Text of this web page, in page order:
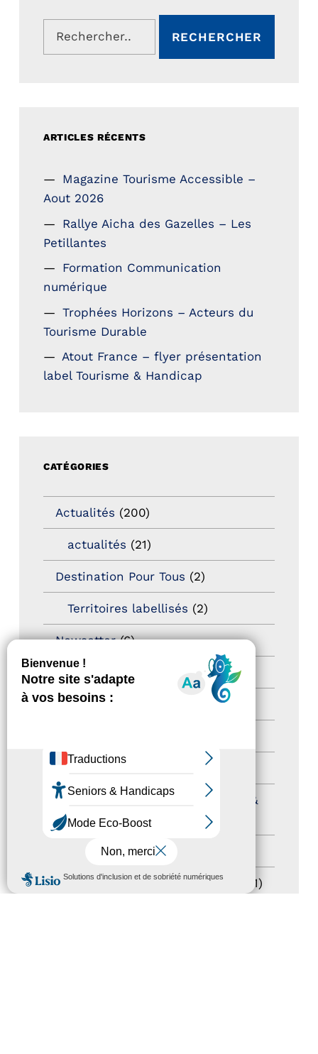
MENU
Rechercher :
ARTICLES RÉCENTS
Magazine Tourisme Accessible –
Aout 2026
Rallye Aicha des Gazelles – Les
Petillantes
Formation Communication
numérique
Trophées Horizons – Acteurs du
Tourisme Durable
Atout France – flyer présentation
label Tourisme & Handicap
CATÉGORIES
Actualités (200)
actualités (21)
Destination Pour Tous (2)
Territoires labellisés (2)
Newsetter(6)
Newsletter pro
Nos Actions
Formation
Journées nationales Tourisme &
Handicap(5)
Salons(11)
Sommet mondial du tourisme (1)